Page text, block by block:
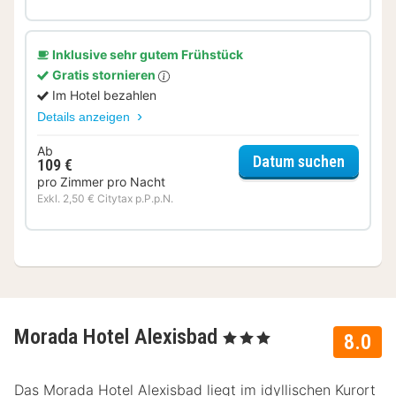
Inklusive sehr gutem Frühstück
Gratis stornieren
Im Hotel bezahlen
Details anzeigen
Ab
109 €
pro Zimmer pro Nacht
Exkl. 2,50 € Citytax p.P.p.N.
Datum suchen
8.0
Morada Hotel Alexisbad , 3 Sterne
Das Morada Hotel Alexisbad liegt im idyllischen Kurort